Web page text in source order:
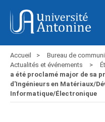
Accueil
Bureau de
Actualités et événements
a été proclamé major de sa
d'Ingénieurs en Matériaux/
Informatique/Électronique